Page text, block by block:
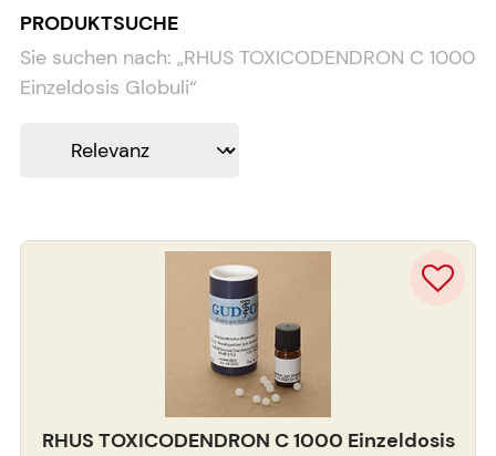
PRODUKTSUCHE
Sie suchen nach: „RHUS TOXICODENDRON C 1000
Einzeldosis Globuli“
RHUS TOXICODENDRON C 1000 Einzeldosis